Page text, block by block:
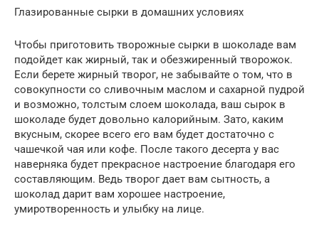
Глазированные сырки в домашних условиях
Чтобы приготовить творожные сырки в шоколаде вам
подойдет как жирный, так и обезжиренный творожок.
Если берете жирный творог, не забывайте о том, что в
совокупности со сливочным маслом и сахарной пудрой
и возможно, толстым слоем шоколада, ваш сырок в
шоколаде будет довольно калорийным. Зато, каким
вкусным, скорее всего его вам будет достаточно с
чашечкой чая или кофе. После такого десерта у вас
наверняка будет прекрасное настроение благодаря его
составляющим. Ведь творог дает вам сытность, а
шоколад дарит вам хорошее настроение,
умиротворенность и улыбку на лице.